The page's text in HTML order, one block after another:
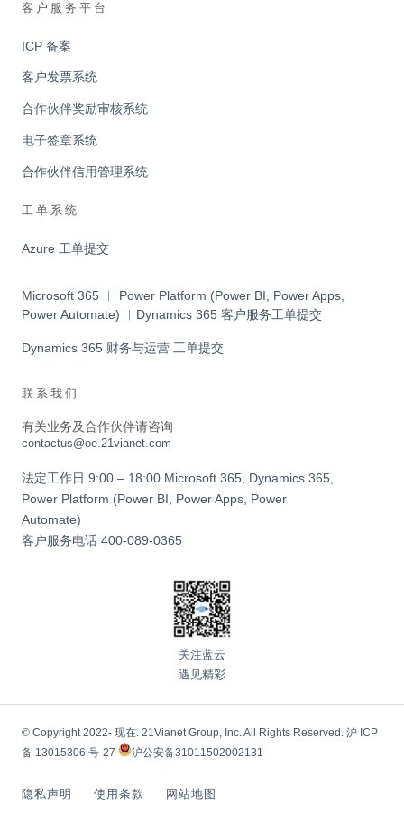
客户服务平台
ICP 备案
客户发票系统
合作伙伴奖励审核系统
电子签章系统
合作伙伴信用管理系统
工单系统
Azure 工单提交
Microsoft 365 ︱ Power Platform (Power BI, Power Apps,
Power Automate) ︱Dynamics 365 客户服务工单提交
Dynamics 365 财务与运营 工单提交
联系我们
有关业务及合作伙伴请咨询
contactus@oe.21vianet.com
法定工作日 9:00 – 18:00 Microsoft 365, Dynamics 365,
Power Platform (Power BI, Power Apps, Power
Automate)
客户服务电话 400-089-0365
关注蓝云
遇见精彩
© Copyright 2022- 现在. 21Vianet Group, Inc. All Rights Reserved. 沪 ICP
备 13015306 号-27
沪公安备31011502002131
隐私声明 使用条款 网站地图